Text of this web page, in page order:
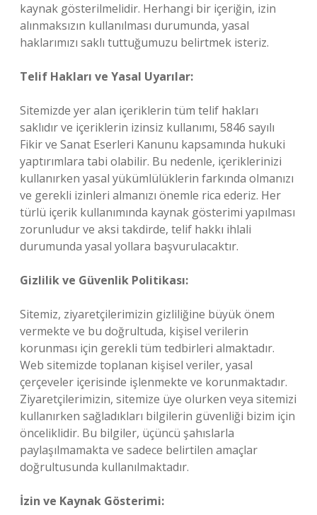
kaynak gösterilmelidir. Herhangi bir içeriğin, izin
alınmaksızın kullanılması durumunda, yasal
haklarımızı saklı tuttuğumuzu belirtmek isteriz.
Telif Hakları ve Yasal Uyarılar:
Sitemizde yer alan içeriklerin tüm telif hakları
saklıdır ve içeriklerin izinsiz kullanımı, 5846 sayılı
Fikir ve Sanat Eserleri Kanunu kapsamında hukuki
yaptırımlara tabi olabilir. Bu nedenle, içeriklerinizi
kullanırken yasal yükümlülüklerin farkında olmanızı
ve gerekli izinleri almanızı önemle rica ederiz. Her
türlü içerik kullanımında kaynak gösterimi yapılması
zorunludur ve aksi takdirde, telif hakkı ihlali
durumunda yasal yollara başvurulacaktır.
Gizlilik ve Güvenlik Politikası:
Sitemiz, ziyaretçilerimizin gizliliğine büyük önem
vermekte ve bu doğrultuda, kişisel verilerin
korunması için gerekli tüm tedbirleri almaktadır.
Web sitemizde toplanan kişisel veriler, yasal
çerçeveler içerisinde işlenmekte ve korunmaktadır.
Ziyaretçilerimizin, sitemize üye olurken veya sitemizi
kullanırken sağladıkları bilgilerin güvenliği bizim için
önceliklidir. Bu bilgiler, üçüncü şahıslarla
paylaşılmamakta ve sadece belirtilen amaçlar
doğrultusunda kullanılmaktadır.
İzin ve Kaynak Gösterimi: